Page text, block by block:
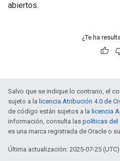
abiertos.
¿Te ha
Salvo que se indique lo contrario, el
sujeto a la licencia Atribución 4.0 de
de código están sujetos a la licencia
información, consulta las políticas del
es una marca registrada de Oracle o
Última actualización: 2025-07-25 (UTC)